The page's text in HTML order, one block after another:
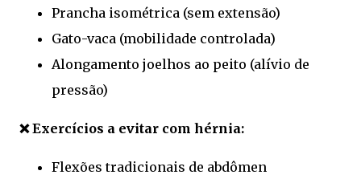
Prancha isométrica (sem extensão)
Gato-vaca (mobilidade controlada)
Alongamento joelhos ao peito (alívio de
pressão)
❌ Exercícios a evitar com hérnia:
Flexões tradicionais de abdômen